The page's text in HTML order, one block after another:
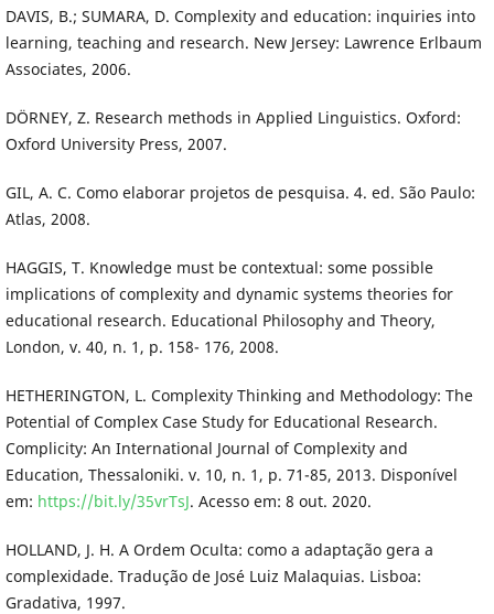
DAVIS, B.; SUMARA, D. Complexity and education: inquiries into
learning, teaching and research. New Jersey: Lawrence Erlbaum
Associates, 2006.
DÖRNEY, Z. Research methods in Applied Linguistics. Oxford:
Oxford University Press, 2007.
GIL, A. C. Como elaborar projetos de pesquisa. 4. ed. São Paulo:
Atlas, 2008.
HAGGIS, T. Knowledge must be contextual: some possible
implications of complexity and dynamic systems theories for
educational research. Educational Philosophy and Theory,
London, v. 40, n. 1, p. 158- 176, 2008.
HETHERINGTON, L. Complexity Thinking and Methodology: The
Potential of Complex Case Study for Educational Research.
Complicity: An International Journal of Complexity and
Education, Thessaloniki. v. 10, n. 1, p. 71-85, 2013. Disponível
em: https://bit.ly/35vrTsJ. Acesso em: 8 out. 2020.
HOLLAND, J. H. A Ordem Oculta: como a adaptação gera a
complexidade. Tradução de José Luiz Malaquias. Lisboa:
Gradativa, 1997.